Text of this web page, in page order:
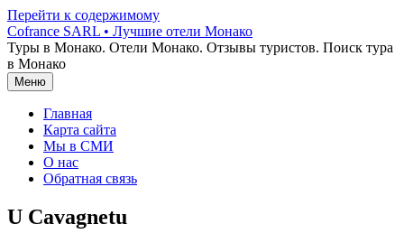
Перейти к содержимому
Cofrance SARL • Лучшие отели Монако
Туры в Монако. Отели Монако. Отзывы туристов. Поиск тура
в Монако
Меню
Главная
Карта сайта
Мы в СМИ
О нас
Обратная связь
U Cavagnetu